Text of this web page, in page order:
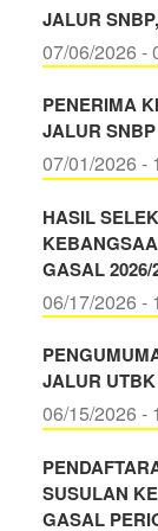
JALUR
07/06/2026 -
PENERIMA
JALUR
07/01/2026 -
HASIL
GASAL 2026/
06/17/2026 -
JALUR
06/15/2026 -
SUSULAN
GASAL